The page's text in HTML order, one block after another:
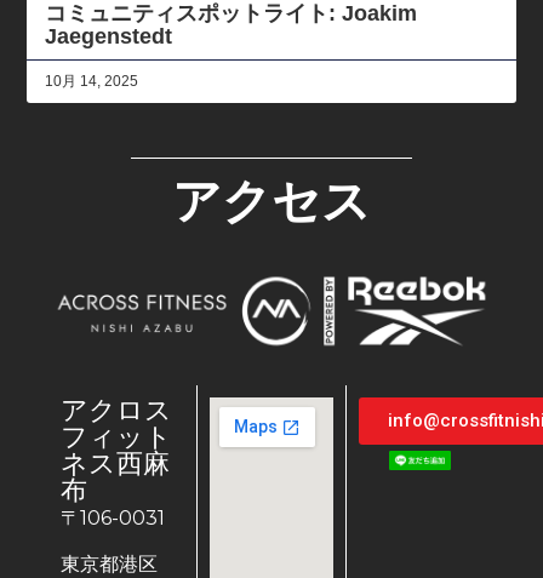
コミュニティスポットライト: Joakim
Jaegenstedt
10月 14, 2025
アクセス
アクロス
フィット
ネス西麻
布
〒106-0031
東京都港区